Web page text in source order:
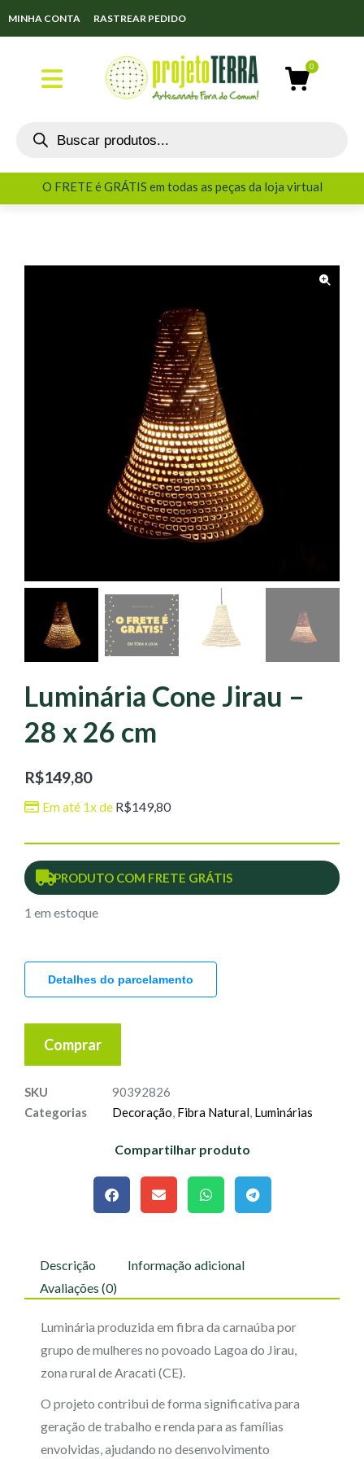
MINHA CONTA RASTREAR PEDIDO
O FRETE é GRÁTIS em todas as peças da loja virtual
O FRETE é GRÁTIS em todas as peças da loja virtual
Luminária Cone Jirau –
28 x 26 cm
R$149,80
Em até 1x de R$149,80
PRODUTO COM FRETE GRÁTIS
1 em estoque
Detalhes do parcelamento
Comprar
SKU
90392826
Categorias
Decoração, Fibra Natural, Luminárias
Compartilhar produto
Descrição
Informação adicional
Avaliações (0)
Luminária produzida em fibra da carnaúba por
grupo de mulheres no povoado Lagoa do Jirau,
zona rural de Aracati (CE).
O projeto contribui de forma significativa para
geração de trabalho e renda para as famílias
envolvidas, ajudando no desenvolvimento